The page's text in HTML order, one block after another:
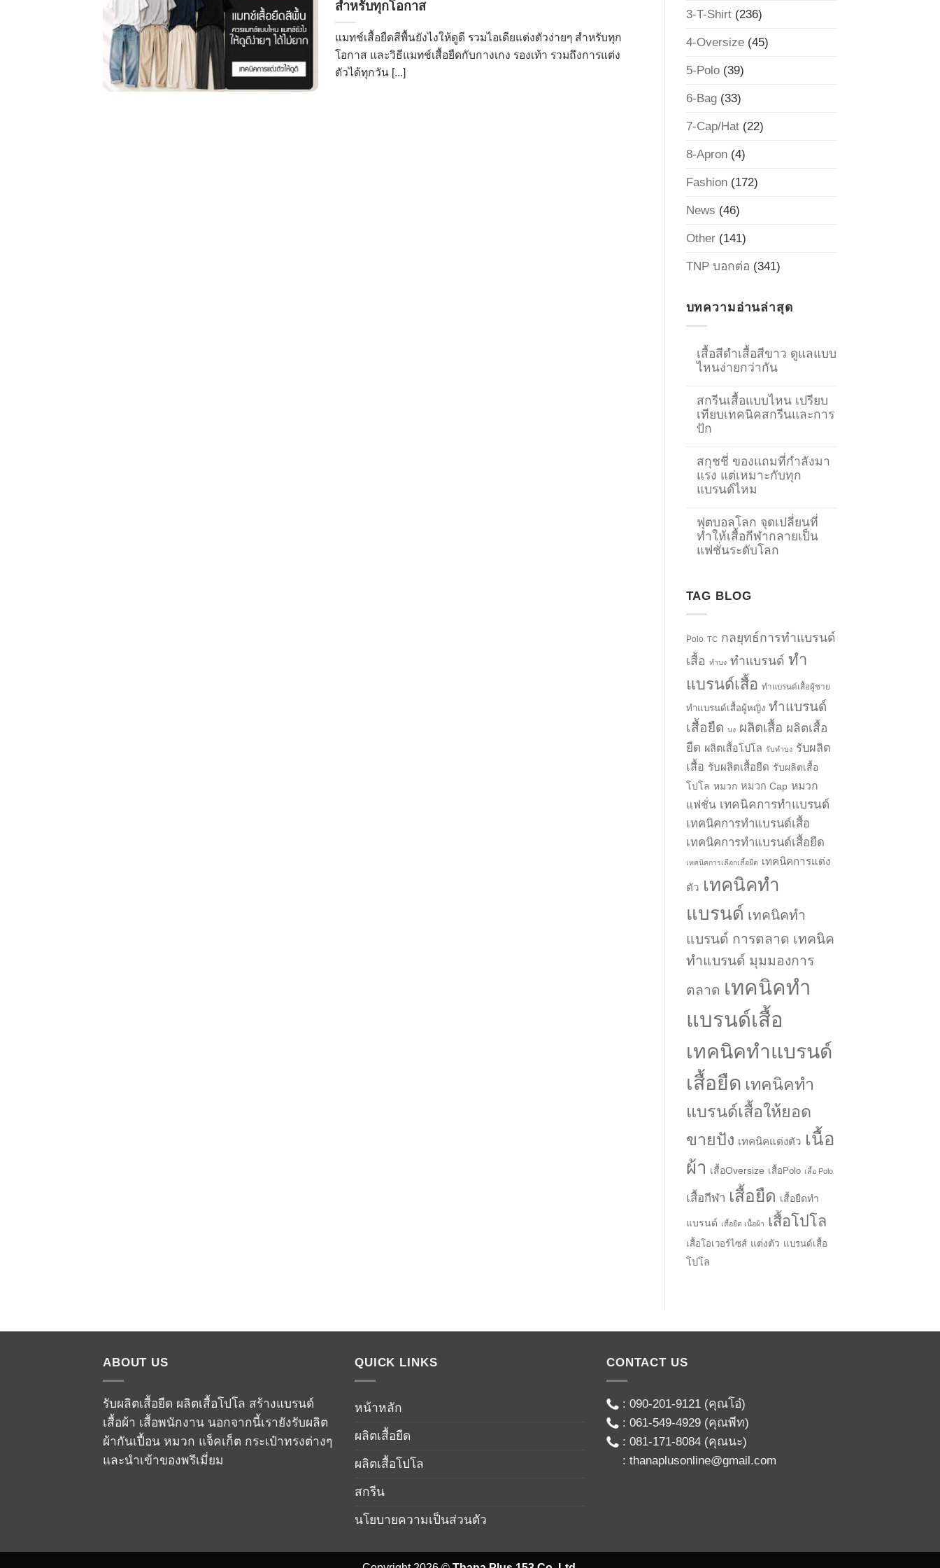
สำหรับทุกโอกาส
แมทช์เสื้อยืดสีพื้นยังไงให้ดูดี รวมไอเดียแต่งตัวง่ายๆ สำหรับทุก
โอกาส และวิธีแมทช์เสื้อยืดกับกางเกง รองเท้า รวมถึงการแต่ง
ตัวได้ทุกวัน [...]
3-T-Shirt(236)
4-Oversize(45)
5-Polo(39)
6-Bag(33)
7-Cap/Hat(22)
8-Apron(4)
Fashion(172)
News (46)
Other(141)
TNP บอกต่อ (341)
บทความอ่านล่าสุด
เสื้อสีดำเสื้อสีขาว ดูแลแบบ
ไหนง่ายกว่ากัน
สกรีนเสื้อแบบไหน เปรียบ
เทียบเทคนิคสกรีนและการ
ปัก
สกุชชี่ ของแถมที่กำลังมา
แรง แต่เหมาะกับทุก
แบรนด์ไหม
ฟุตบอลโลก จุดเปลี่ยนที่
ทำให้เสื้อกีฬากลายเป็น
แฟชั่นระดับโลก
TAG BLOG
Polo TC กลยุทธ์การทำแบรนด์
เสื้อ ทำบง ทำแบรนด์ ทำ
แบรนด์เสื้อ ทำแบรนด์เสื้อผู้ชาย
ทำแบรนด์เสื้อผู้หญิง ทำแบรนด์
เสื้อยืด บง ผลิตเสื้อ ผลิตเสื้อ
ยืด ผลิตเสื้อโปโล รับทำบง รับผลิต
เสื้อ รับผลิตเสื้อยืด รับผลิตเสื้อ
โปโล หมวก หมวก Cap หมวก
แฟชั่น เทคนิคการทำแบรนด์
เทคนิคการทำแบรนด์เสื้อ
เทคนิคการทำแบรนด์เสื้อยืด
เทคนิคการเลือกเสื้อยืด เทคนิคการแต่ง
ตัว เทคนิคทำ
แบรนด์ เทคนิคทำ
แบรนด์ การตลาด เทคนิค
ทำแบรนด์ มุมมองการ
ตลาด เทคนิคทำ
แบรนด์เสื้อ
เทคนิคทำแบรนด์
เสื้อยืด เทคนิคทำ
แบรนด์เสื้อให้ยอด
ขายปัง เทคนิคแต่งตัว เนื้อ
ผ้า เสื้อOversize เสื้อPolo เสื้อ Polo
เสื้อกีฬา เสื้อยืด เสื้อยืดทำ
แบรนด์ เสื้อยืด เนื้อผ้า เสื้อโปโล
เสื้อโอเวอร์ไซส์ แต่งตัว แบรนด์เสื้อ
โปโล
ABOUT US
รับผลิตเสื้อยืด ผลิตเสื้อโปโล สร้างแบรนด์
เสื้อผ้า เสื้อพนักงาน นอกจากนี้เรายังรับผลิต
ผ้ากันเปื้อน หมวก แจ็คเก็ต กระเป๋าทรงต่างๆ
และนำเข้าของพรีเมี่ยม
QUICK LINKS
หน้าหลัก
ผลิตเสื้อยืด
ผลิตเสื้อโปโล
สกรีน
นโยบายความเป็นส่วนตัว
CONTACT US
: 090-201-9121(คุณโอ๋)
: 061-549-4929(คุณพีท)
: 081-171-8084(คุณนะ)
: thanaplusonline@gmail.com